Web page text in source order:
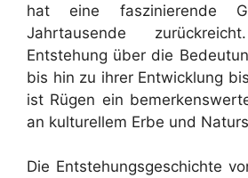
hat eine faszinierende
Jahrtausende
Entstehung über die
bis hin zu ihrer Entwicklung
ist Rügen ein
an kulturellem Erbe und
Die Entstehungsgeschichte